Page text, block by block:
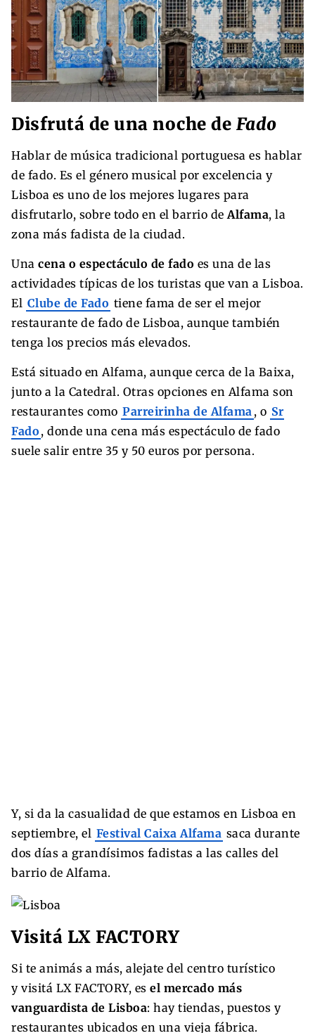
Disfrutá de una noche de Fado
Hablar de música tradicional portuguesa es hablar
de fado. Es el género musical por excelencia y
Lisboa es uno de los mejores lugares para
disfrutarlo, sobre todo en el barrio de Alfama, la
zona más fadista de la ciudad.
Una cena o espectáculo de fado es una de las
actividades típicas de los turistas que van a Lisboa.
El Clube de Fado tiene fama de ser el mejor
restaurante de fado de Lisboa, aunque también
tenga los precios más elevados.
Está situado en Alfama, aunque cerca de la Baixa,
junto a la Catedral. Otras opciones en Alfama son
restaurantes como Parreirinha de Alfama , o Sr
Fado , donde una cena más espectáculo de fado
suele salir entre 35 y 50 euros por persona.
Y, si da la casualidad de que estamos en Lisboa en
septiembre, el Festival Caixa Alfama saca durante
dos días a grandísimos fadistas a las calles del
barrio de Alfama.
Visitá LX FACTORY
Si te animás a más, alejate del centro turístico
y visitá LX FACTORY, es el mercado más
vanguardista de Lisboa: hay tiendas, puestos y
restaurantes ubicados en una vieja fábrica.